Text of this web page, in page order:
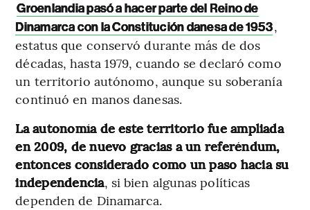
Groenlandia pasó a hacer parte del Reino de
Dinamarca con la Constitución danesa de 1953,
estatus que conservó durante más de dos
décadas, hasta 1979, cuando se declaró como
un territorio autónomo, aunque su soberanía
continuó en manos danesas.
La autonomía de este territorio fue ampliada
en 2009, de nuevo gracias a un referéndum,
entonces considerado como un paso hacia su
independencia, si bien algunas políticas
dependen de Dinamarca.